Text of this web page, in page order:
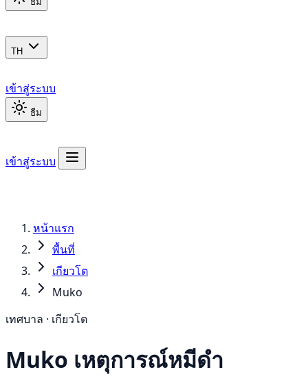
TH
เข้าสู่ระบบ
ธีม
เข้าสู่ระบบ
หน้าแรก
พื้นที่
เกียวโต
Muko
เทศบาล · เกียวโต
Muko เหตุการณ์หมีดำ